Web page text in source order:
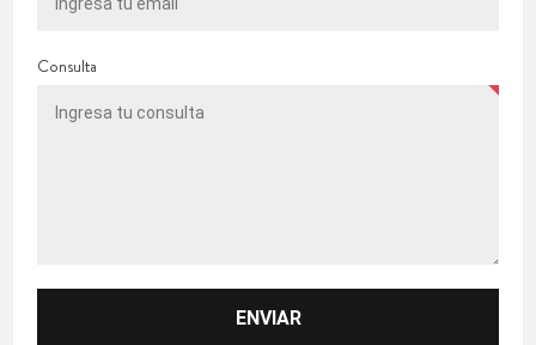
Consulta